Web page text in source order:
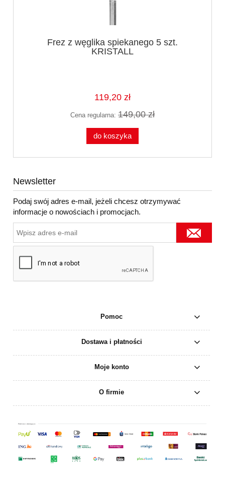
Frez z węglika spiekanego 5 szt.
KRISTALL
119,20 zł
Cena regularna: 149,00 zł
do koszyka
Newsletter
Podaj swój adres e-mail, jeżeli chcesz otrzymywać
informacje o nowościach i promocjach.
Pomoc
Dostawa i płatności
Moje konto
O firmie